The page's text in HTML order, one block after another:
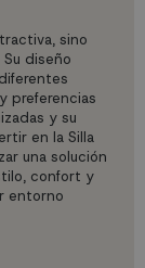
sino
diseño
preferencias
y su
en la Silla
una solución
confort y
entorno